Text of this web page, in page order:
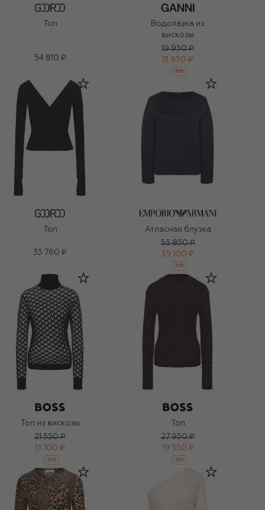
Топ
54 810 ₽
Водолазка из
вискозы
19 950 ₽
13 950 ₽
-30%
Топ
35 760 ₽
Атласная блузка
55 850 ₽
39 100 ₽
-30%
Топ из вискозы
21 550 ₽
15 100 ₽
-30%
Топ
27 950 ₽
19 550 ₽
-30%